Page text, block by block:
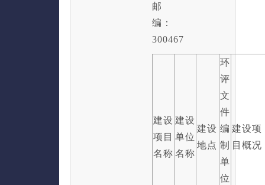
邮
编：
300467
建设
项目
名称
建设
单位
名称
建设
地点
环
评
文
件
编
制
单
位
建设项
目概况